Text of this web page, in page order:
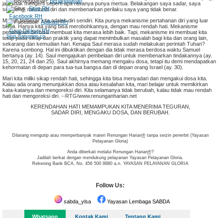
jadi tidak mengerti seperti apa rasanya punya mertua. Belakangan saya sadar, saya
sombong, membela diri dan membenarkan perilaku saya yang tidak benar.
Musuh terbesar kita adalah diri sendiri. Kita punya mekanisme pertahanan diri yang luar
biasa. Hanya kita yang bisa merobohkannya, dengan mau rendah hati. Mekanisme
pertahanan diri bisa membuat kita merasa lebih baik. Tapi, mekanisme ini membuat kita
tetap pada sikap dan praktik yang dapat menimbulkan masalah bagi kita dan orang lain,
sekarang dan kemudian hari. Kenapa Saul merasa sudah melakukan perintah Tuhan?
Karena sombong. Hal ini dibuktikan dengan dia tidak merasa berdosa waktu Samuel
bertanya (ay. 14). Saul mengajukan pembelaan diri untuk membenarkan tindakannya (ay.
15, 20, 21, 24 dan 25). Saul akhirnya memang mengaku dosa, tetapi itu demi mendapatkan
kehormatan di depan para tua-tua bangsa dan di depan orang Israel (ay. 30).
Mari kita miliki sikap rendah hati, sehingga kita bisa menyadari dan mengakui dosa kita.
Kalau ada orang menunjukkan dosa atau kesalahan kita, mari belajar untuk memikirkan
kata-katanya dan mengoreksi diri. Kita selamanya tidak berubah, kalau tidak mau rendah
hati dan mengoreksi diri. --RTG/www.renunganharian.net
KERENDAHAN HATI MEMAMPUKAN KITA MENERIMA TEGURAN,
SADAR DIRI, MENGAKU DOSA, DAN BERUBAH.
Dilarang mengutip atau memperbanyak materi Renungan Harian®tanpa seizin penerbit (Yayasan
Pelayanan Gloria)
Anda diberkati melalui Renungan Harian®?
Jadilah berkat dengan mendukung pelayanan Yayasan Pelayanan Gloria.
Rekening Bank BCA, No. 456 500 8880 a.n. YAYASAN PELAYANAN GLORIA
Situs RH
Facebook RH
Aplikasi RH
Grup Diskusi RH
Situs Renungan.co
Whatsapp Kontak Kami Tentang Kami
Follow Us:
sabda_ylsa Yayasan Lembaga SABDA